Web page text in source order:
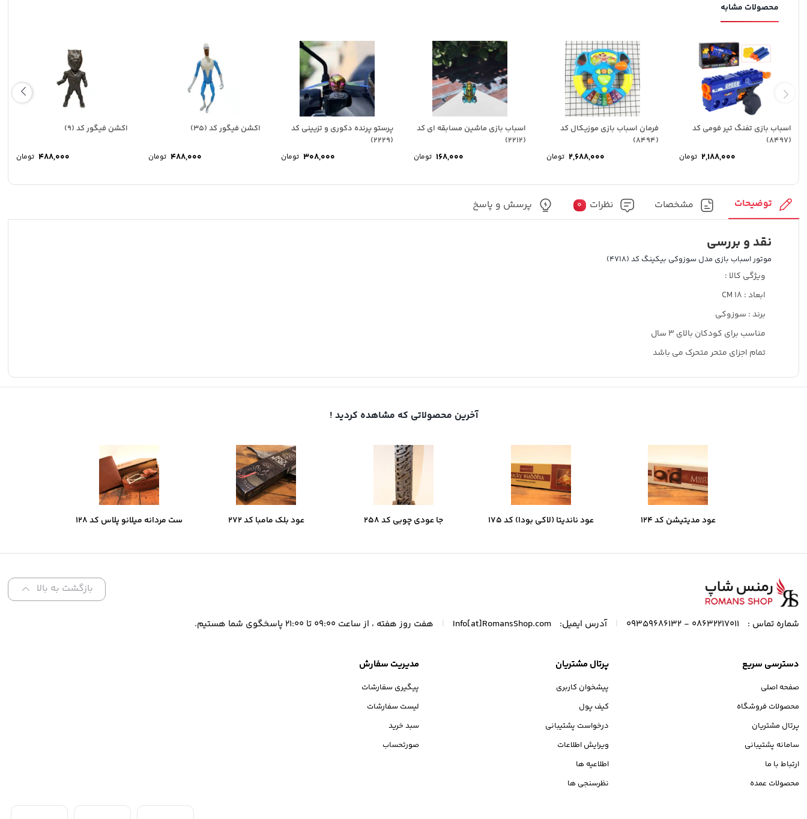
محصولات مشابه
اسباب بازی تفنگ تیر فومی کد
(8497)
2,188,000 تومان
فرمان اسباب بازی موزیکال کد
(8494)
2,688,000 تومان
اسباب بازی ماشین مسابقه ای کد
(2212)
168,000 تومان
پرستو پرنده دکوری و تزیینی کد
(2229)
308,000 تومان
اکشن فیگور کد (35)
488,000 تومان
اکشن فیگور کد (9)
488,000 تومان
توضیحات مشخصات نظرات 0 پرسش و پاسخ
نقد و بررسی
موتور اسباب بازی مدل سوزوکی بیکینگ کد (4718)
ویژگی کالا :
ابعاد : 18 CM
برند : سوزوکی
مناسب برای کودکان بالای ۳ سال
تمام اجزای متحر متحرک می باشد
آخرین محصولاتی که مشاهده کردید !
عود مدیتیشن کد 124 عود ناندیتا (لاکی بودا) کد 175 جا عودی چوبی کد 258 عود بلک مامبا کد 272 ست مردانه میلانو پلاس کد 128
بازگشت به بالا
شماره تماس : 08632217011 - 09359686132 آدرس ایمیل: Info[at]RomansShop.com هفت روز هفته ، از ساعت 09:00 تا 21:00 پاسخگوی شما هستیم.
دسترسی سریع
صفحه اصلی
محصولات فروشگاه
پرتال مشتریان
سامانه پشتیبانی
ارتباط با ما
محصولات عمده
پرتال مشتریان
پیشخوان کاربری
کیف پول
درخواست پشتیبانی
ویرایش اطلاعات
اطلاعیه ها
نظرسنجی ها
مدیریت سفارش
پیگیری سفارشات
لیست سفارشات
سبد خرید
صورتحساب